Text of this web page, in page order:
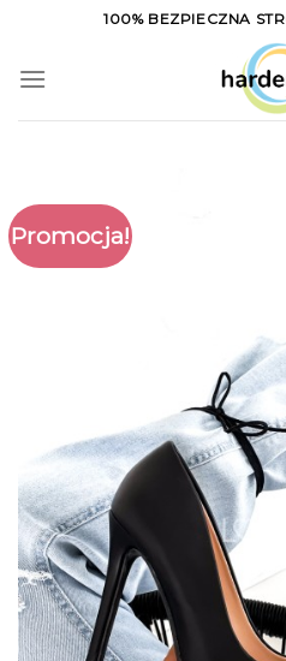
content
100% BEZPIECZNA
Promocja!